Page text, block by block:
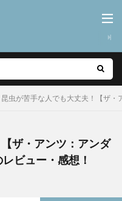
昆虫が苦手な人でも大丈夫！【ザ・
ザ・アンツ：アンダ
ビュー・感想！